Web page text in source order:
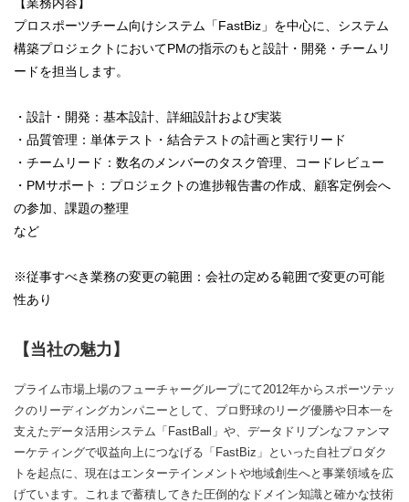
プロスポーツチーム向けシステム「FastBiz」を中心に、システム
構築プロジェクトにおいてPMの指示のもと設計・開発・チームリ
ードを担当します。
・設計・開発：基本設計、詳細設計および実装
・品質管理：単体テスト・結合テストの計画と実行リード
・チームリード：数名のメンバーのタスク管理、コードレビュー
・PMサポート：プロジェクトの進捗報告書の作成、顧客定例会へ
の参加、課題の整理
など
※従事すべき業務の変更の範囲：会社の定める範囲で変更の可能
性あり
【当社の魅力】
プライム市場上場のフューチャーグループにて2012年からスポーツテッ
クのリーディングカンパニーとして、プロ野球のリーグ優勝や日本一を
支えたデータ活用システム「FastBall」や、データドリブンなファンマ
ーケティングで収益向上につなげる「FastBiz」といった自社プロダク
トを起点に、現在はエンターテインメントや地域創生へと事業領域を広
げています。これまで蓄積してきた圧倒的なドメイン知識と確かな技術